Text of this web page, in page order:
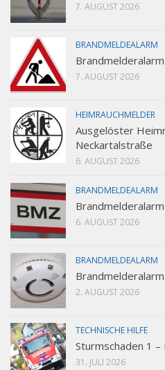
7. AUGUST 2026
BRANDMELDEALARM
7. AUGUST 2026
HEIMRAUCHMELDER
Ausgelöster
Neckartalstraße
6. AUGUST 2026
BRANDMELDEALARM
6. AUGUST 2026
BRANDMELDEALARM
2. AUGUST 2026
TECHNISCHE HILFE
Sturmschaden 1
31. JULI 2026